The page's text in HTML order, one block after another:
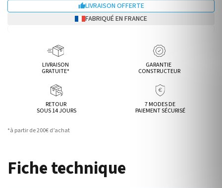
LIVRAISON OFFERTE
FABRIQUÉ EN FRANCE
LIVRAISON
GRATUITE*
GARANTIE
CONSTRUCTEUR
RETOUR
SOUS 14 JOURS
7 MODES DE
PAIEMENT SÉCURISÉ
*à partir de 200€ d’achat
Fiche technique